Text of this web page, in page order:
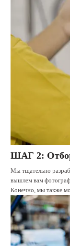
ШАГ 2:
Мы тщательно
вышлем вам
Конечно, мы также